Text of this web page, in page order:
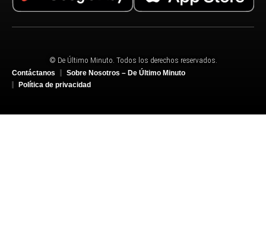
© De Último Minuto. Todos los derechos reservados.
Contáctanos
Sobre Nosotros – De Último Minuto
Política de privacidad